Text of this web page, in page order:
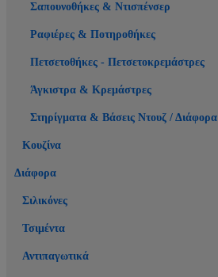
Σαπουνοθήκες & Ντισπένσερ
Ραφιέρες & Ποτηροθήκες
Πετσετοθήκες - Πετσετοκρεμάστρες
Άγκιστρα & Κρεμάστρες
Στηρίγματα & Βάσεις Ντουζ / Διάφορα
Κουζίνα
Διάφορα
Σιλικόνες
Τσιμέντα
Αντιπαγωτικά